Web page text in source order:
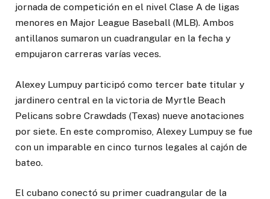
jornada de competición en el nivel Clase A de ligas
menores en Major League Baseball (MLB). Ambos
antillanos sumaron un cuadrangular en la fecha y
empujaron carreras varías veces.
Alexey Lumpuy participó como tercer bate titular y
jardinero central en la victoria de Myrtle Beach
Pelicans sobre Crawdads (Texas) nueve anotaciones
por siete. En este compromiso, Alexey Lumpuy se fue
con un imparable en cinco turnos legales al cajón de
bateo.
El cubano conectó su primer cuadrangular de la